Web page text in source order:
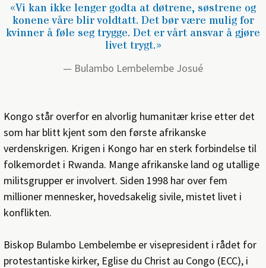
«Vi kan ikke lenger godta at døtrene, søstrene og
konene våre blir voldtatt. Det bør være mulig for
kvinner å føle seg trygge. Det er vårt ansvar å gjøre
livet trygt.»
Bulambo Lembelembe Josué
Kongo står overfor en alvorlig humanitær krise etter det
som har blitt kjent som den første afrikanske
verdenskrigen. Krigen i Kongo har en sterk forbindelse til
folkemordet i Rwanda. Mange afrikanske land og utallige
militsgrupper er involvert. Siden 1998 har over fem
millioner mennesker, hovedsakelig sivile, mistet livet i
konflikten.
Biskop Bulambo Lembelembe er visepresident i rådet for
protestantiske kirker, Eglise du Christ au Congo (ECC), i